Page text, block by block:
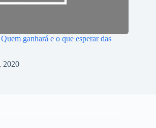
ganhará e o que esperar das
2020